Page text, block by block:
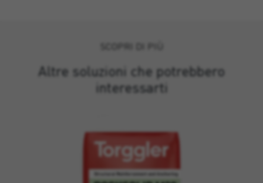
Altre soluzioni che potrebbero
interessarti